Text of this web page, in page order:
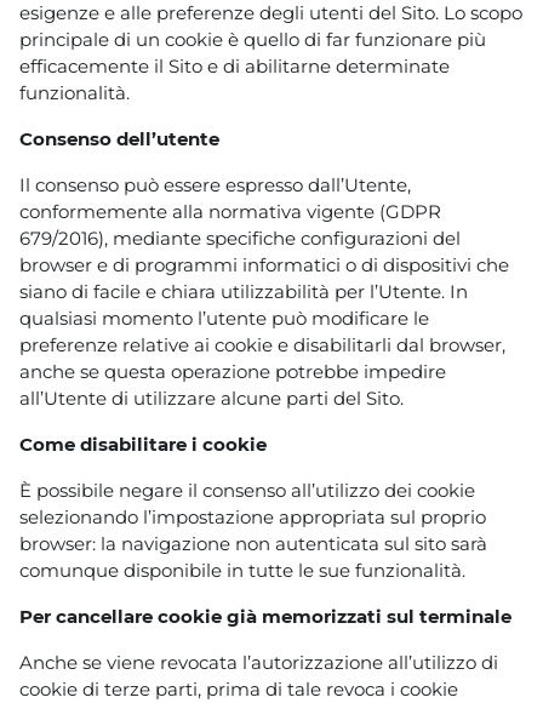
esigenze e alle preferenze degli utenti del Sito. Lo scopo
principale di un cookie è quello di far funzionare più
efficacemente il Sito e di abilitarne determinate
funzionalità.
Consenso dell’utente
Il consenso può essere espresso dall’Utente,
conformemente alla normativa vigente (GDPR
679/2016), mediante specifiche configurazioni del
browser e di programmi informatici o di dispositivi che
siano di facile e chiara utilizzabilità per l’Utente. In
qualsiasi momento l’utente può modificare le
preferenze relative ai cookie e disabilitarli dal browser,
anche se questa operazione potrebbe impedire
all’Utente di utilizzare alcune parti del Sito.
Come disabilitare i cookie
È possibile negare il consenso all’utilizzo dei cookie
selezionando l’impostazione appropriata sul proprio
browser: la navigazione non autenticata sul sito sarà
comunque disponibile in tutte le sue funzionalità.
Per cancellare cookie già memorizzati sul terminale
Anche se viene revocata l’autorizzazione all’utilizzo di
cookie di terze parti, prima di tale revoca i cookie